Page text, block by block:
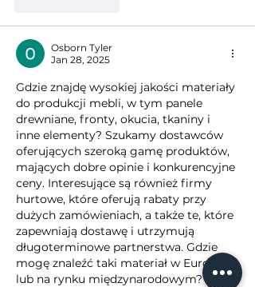
Osborn Tyler
Jan 28, 2025
Gdzie znajdę wysokiej jakości materiały
do ​​produkcji mebli, w tym panele
drewniane, fronty, okucia, tkaniny i
inne elementy? Szukamy dostawców
oferujących szeroką gamę produktów,
mających dobre opinie i konkurencyjne
ceny. Interesujące są również firmy
hurtowe, które oferują rabaty przy
dużych zamówieniach, a także te, które
zapewniają dostawę i utrzymują
długoterminowe partnerstwa. Gdzie
mogę znaleźć taki materiał w Europie
lub na rynku międzynarodowym?